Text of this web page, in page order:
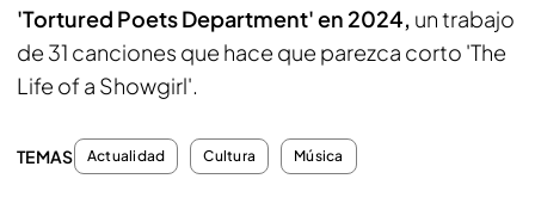
'Tortured Poets Department' en 2024, un trabajo
de 31 canciones que hace que parezca corto 'The
Life of a Showgirl'.
TEMAS Actualidad Cultura Música